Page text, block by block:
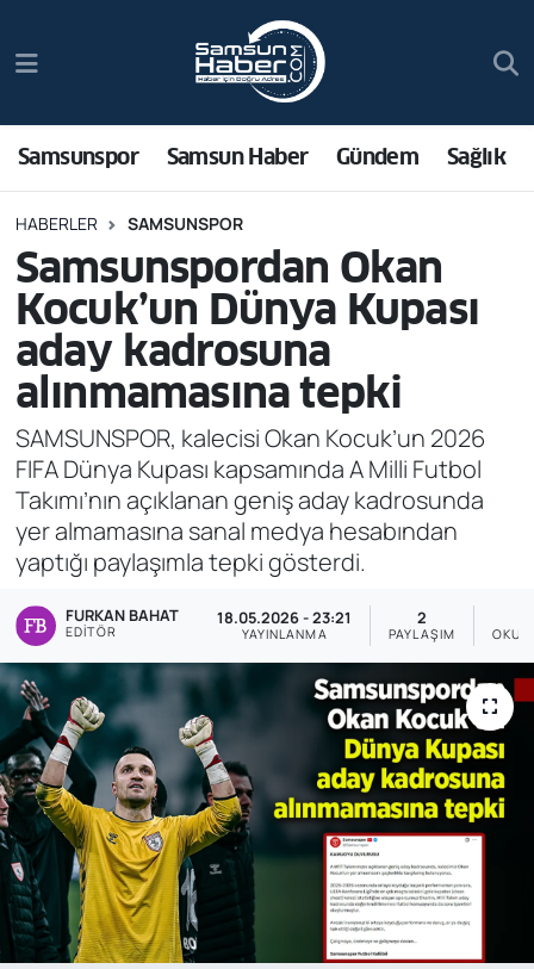
Samsunspor Samsun Haber Gündem Sağlık
HABERLER SAMSUNSPOR
Samsunspordan Okan
Kocuk’un Dünya Kupası
aday kadrosuna
alınmamasına tepki
SAMSUNSPOR, kalecisi Okan Kocuk’un 2026
FIFA Dünya Kupası kapsamında A Milli Futbol
Takımı’nın açıklanan geniş aday kadrosunda
yer almamasına sanal medya hesabından
yaptığı paylaşımla tepki gösterdi.
FURKAN BAHAT
EDITÖR
18.05.2026 - 23:21
YAYINLANMA
2
PAYLAŞIM
Samsun Haber
Sağlık
Asayiş
Bilim ve Teknoloji
Bölge
Dünya
Ekonomi
Genel
Gündem
Özel Haber
POLİTİKA
Siyaset
Spor
Web Tv
Trafik Durumu
Süper Lig Puan Durumu ve Fikstür
Tüm Manşetler
Son Dakika Haberleri
Haber Arşivi